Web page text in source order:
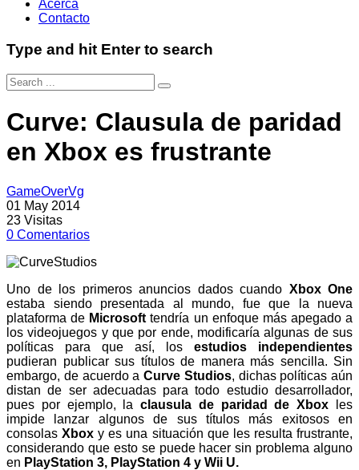
Acerca
Contacto
Type and hit Enter to search
Curve: Clausula de paridad
en Xbox es frustrante
GameOverVg
01 May 2014
23 Visitas
0 Comentarios
Uno de los primeros anuncios dados cuando Xbox One
estaba siendo presentada al mundo, fue que la nueva
plataforma de Microsoft tendría un enfoque más apegado a
los videojuegos y que por ende, modificaría algunas de sus
políticas para que así, los estudios independientes
pudieran publicar sus títulos de manera más sencilla. Sin
embargo, de acuerdo a Curve Studios, dichas políticas aún
distan de ser adecuadas para todo estudio desarrollador,
pues por ejemplo, laclausula de paridad de Xbox les
impide lanzar algunos de sus títulos más exitosos en
consolasXbox y es una situación que les resulta frustrante,
considerando que esto se puede hacer sin problema alguno
en PlayStation 3, PlayStation 4 y Wii U.